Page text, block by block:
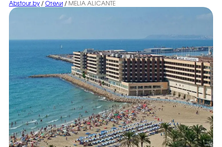
Abstour.by / Отели / MELIA ALICANTE